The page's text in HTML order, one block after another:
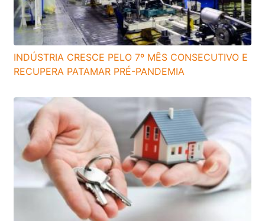
INDÚSTRIA CRESCE PELO 7º MÊS CONSECUTIVO E
RECUPERA PATAMAR PRÉ-PANDEMIA